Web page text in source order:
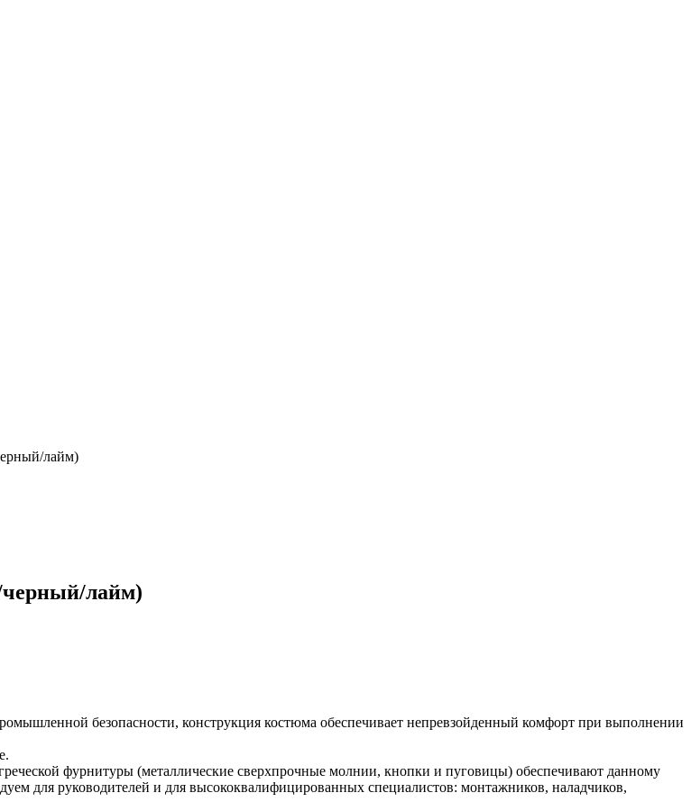
лайм)
лайм)
безопасности, конструкция костюма обеспечивает непревзойденный комфорт при выполнении
фурнитуры (металлические сверхпрочные молнии, кнопки и пуговицы) обеспечивают данному
для руководителей и для высококвалифицированных специалистов: монтажников, наладчиков,